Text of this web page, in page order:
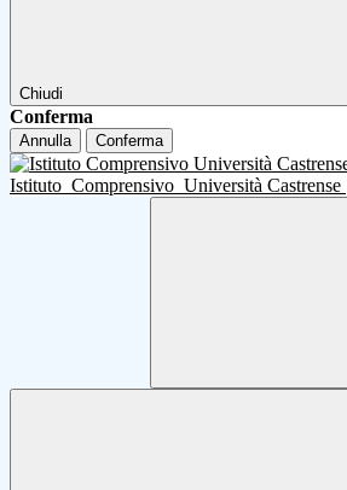
Chiudi
Conferma
Annulla Conferma
Istituto Comprensivo Università Castrense